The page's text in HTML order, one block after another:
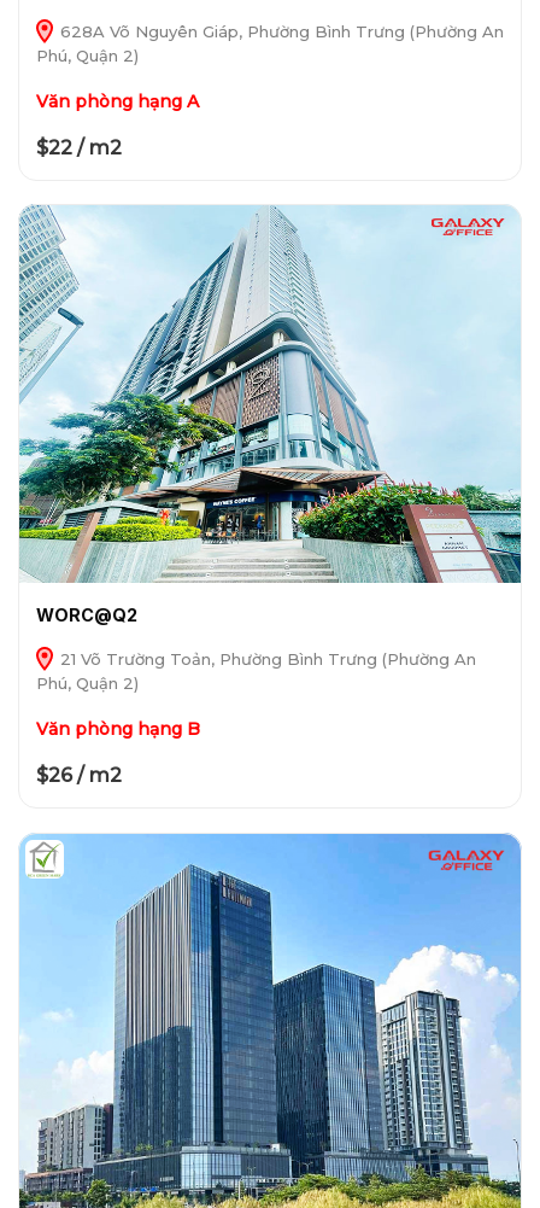
628A Võ Nguyên Giáp, Phường Bình Trưng (Phường An
Phú, Quận 2)
Văn phòng hạng A
$22 / m2
WORC@Q2
21 Võ Trường Toản, Phường Bình Trưng (Phường An
Phú, Quận 2)
Văn phòng hạng B
$26 / m2